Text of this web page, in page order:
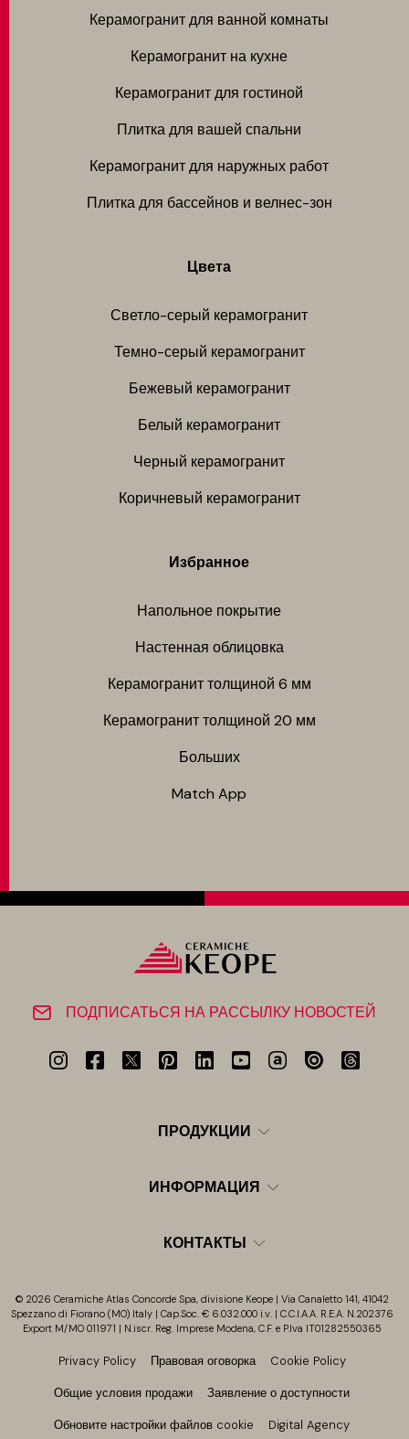
Керамогранит для ванной комнаты
Керамогранит на кухне
Керамогранит для гостиной
Плитка для вашей спальни
Керамогранит для наружных работ
Плитка для бассейнов и велнес-зон
Цвета
Светло-серый керамогранит
Темно-серый керамогранит
Бежевый керамогранит
Белый керамогранит
Черный керамогранит
Коричневый керамогранит
Избранное
Напольное покрытие
Настенная облицовка
Керамогранит толщиной 6 мм
Керамогранит толщиной 20 мм
Больших
Match App
ПОДПИСАТЬСЯ НА РАССЫЛКУ НОВОСТЕЙ
ПРОДУКЦИИ
ИНФОРМАЦИЯ
КОНТАКТЫ
© 2026 Ceramiche Atlas Concorde Spa, divisione Keope | Via Canaletto 141, 41042
Spezzano di Fiorano (MO) Italy | Cap.Soc. € 6.032.000 i.v. | C.C.I.A.A. R.E.A. N.202376
Export M/MO 011971 | N.iscr. Reg. Imprese Modena, C.F. e P.Iva IT01282550365
Privacy Policy Правовая оговорка Cookie Policy
Общие условия продажи Заявление о доступности
Обновите настройки файлов cookie Digital Agency